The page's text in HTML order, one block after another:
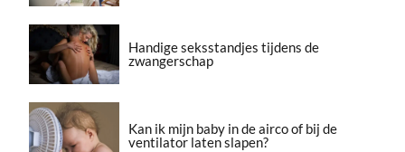
Handige seksstandjes tijdens de
zwangerschap
Kan ik mijn baby in de airco of bij de
ventilator laten slapen?